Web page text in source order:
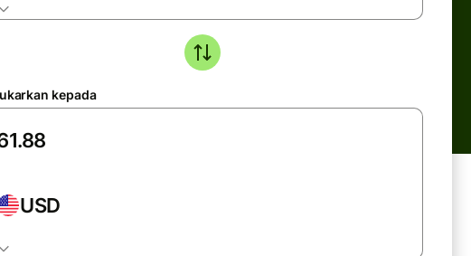
kepada
USD